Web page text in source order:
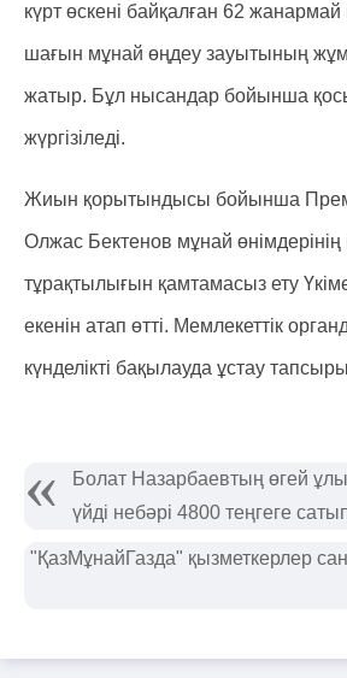
күрт өскені байқалған 62 жанармай
шағын мұнай өңдеу зауытының
жатыр. Бұл нысандар бойынша
жүргізіледі.
Жиын қорытындысы бойынша
Олжас Бектенов мұнай
тұрақтылығын қамтамасыз ету
екенін атап өтті. Мемлекеттік
күнделікті бақылауда ұстау
Болат Назарбаевтың өгей
үйді небәрі 4800 теңгеге
"ҚазМұнайГазда" қызметкерлер